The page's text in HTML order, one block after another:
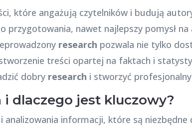
które angażują czytelników i budują
przygotowania, nawet najlepszy pomysł na
research pozwala nie tylko
treści opartej na faktach i
dobry research i stworzyć
i dlaczego jest kluczowy?
analizowania informacji, które są niezbędne